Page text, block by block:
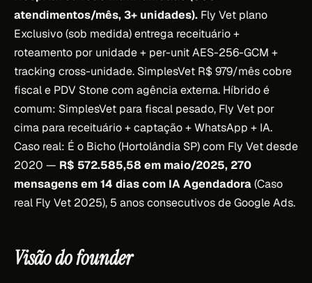
atendimentos/mês, 3+ unidades). Fly Vet plano
Exclusivo (sob medida) entrega receituário +
roteamento por unidade + per-unit AES-256-GCM +
tracking cross-unidade. SimplesVet R$ 979/mês cobre
fiscal e PDV Stone com agência externa. Híbrido é
comum: SimplesVet para fiscal pesado, Fly Vet por
cima para receituário + captação + WhatsApp + IA.
Caso real: É o Bicho (Hortolândia SP) com Fly Vet desde
2020 — R$ 572.585,58 em maio/2025, 270
mensagens em 14 dias com IA Agendadora(Caso
real Fly Vet 2025), 5 anos consecutivos de Google Ads.
Visão do founder